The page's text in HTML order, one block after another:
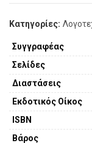
Κατηγορίες:
Συγγραφέας
Σελίδες
Διαστάσεις
Εκδοτικός Οίκος
ISBN
Βάρος